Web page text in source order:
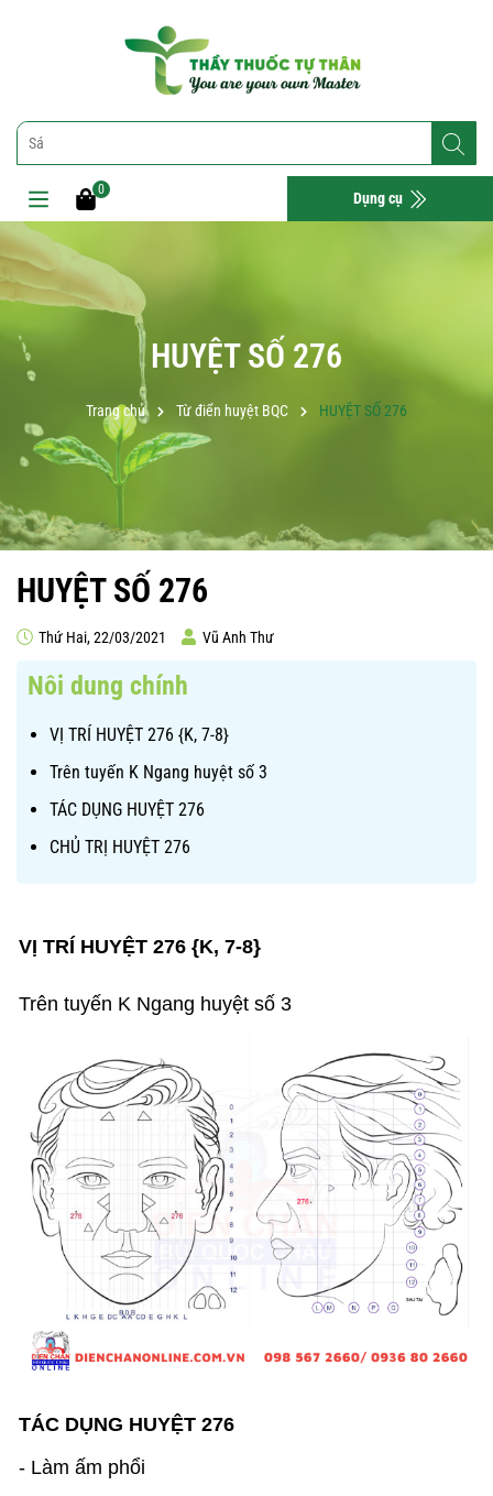
0 Dụng cụ
HUYỆT SỐ 276
Trang chủ Từ điển huyệt BQC HUYỆT SỐ 276
HUYỆT SỐ 276
Thứ Hai, 22/03/2021 Vũ Anh Thư
Nôi dung chính
VỊ TRÍ HUYỆT 276 {K, 7-8}
Trên tuyến K Ngang huyệt số 3
TÁC DỤNG HUYỆT 276
CHỦ TRỊ HUYỆT 276
VỊ TRÍ HUYỆT 276 {K, 7-8}
Trên tuyến K Ngang huyệt số 3
TÁC DỤNG HUYỆT 276
- Làm ấm phổi